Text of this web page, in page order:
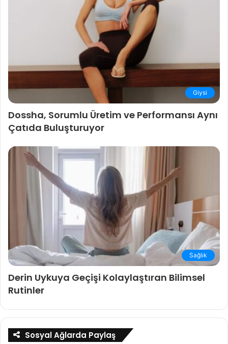
Giysi
Dossha, Sorumlu Üretim ve Performansı Aynı
Çatıda Buluşturuyor
Sağlık
Derin Uykuya Geçişi Kolaylaştıran Bilimsel
Rutinler
Sosyal Ağlarda Paylaş